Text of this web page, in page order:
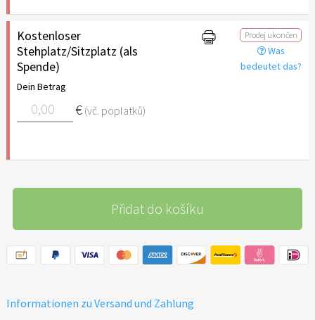
Kostenloser
Stehplatz/Sitzplatz (als
Spende)
Dein Betrag
€ (vč. poplatků)
Prodej ukončen
Was
bedeutet das?
Přidat do košíku
Informationen zu Versand und Zahlung